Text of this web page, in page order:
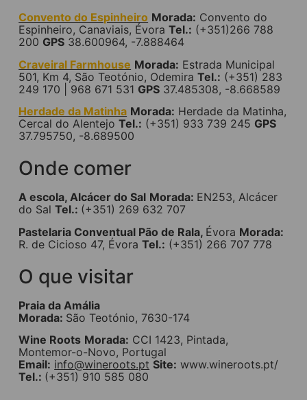
Convento do Espinheiro Morada: Convento do
Espinheiro, Canaviais, ÉvoraTel.: (+351)266 788
200 GPS 38.600964, -7.888464
Craveiral Farmhouse Morada: Estrada Municipal
501, Km 4, São Teotónio, OdemiraTel.: (+351) 283
249 170 | 968 671 531 GPS 37.485308, -8.668589
Herdade da Matinha Morada: Herdade da Matinha,
Cercal do AlentejoTel.: (+351) 933 739 245 GPS
37.795750, -8.689500
Onde comer
A escola, Alcácer do Sal Morada: EN253, Alcácer
do SalTel.: (+351) 269 632 707
Pastelaria Conventual Pão de Rala, Évora Morada:
R. de Cicioso 47, ÉvoraTel.: (+351) 266 707 778
O que visitar
Praia da Amália
Morada: São Teotónio, 7630-174
Wine Roots Morada: CCI 1423, Pintada,
Montemor-o-Novo, Portugal
Email: info@wineroots.pt Site: www.wineroots.pt/
Tel.: (+351) 910 585 080